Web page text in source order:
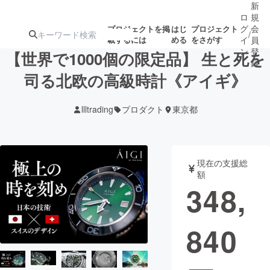
プロジェクトを掲
載するには
はじ
める
プロジェクト
をさがす
注目の新着プロ
ジェクト
募集終了が近いプ
ロジェクト
音楽
テクノロジー・ガジェット ゲーム・サ
映像・映画
ビジネス・起業
ロ
グ
イ
ン
/
新
規
会
員
登
録
【世界で1000個の限定品】 生と死を
司る北欧の高級時計《アイギ》
llltrading プロダクト 東京都
現在の支援総
額
348,
840